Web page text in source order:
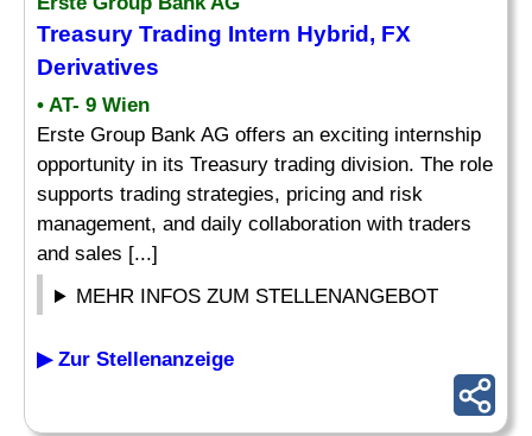
Treasury Trading Intern Hybrid, FX
Derivatives
• AT- 9 Wien
Erste Group Bank AG offers an exciting internship
opportunity in its Treasury trading division. The role
supports trading strategies, pricing and risk
management, and daily collaboration with traders
and sales [...]
MEHR INFOS ZUM STELLENANGEBOT
▶ Zur Stellenanzeige